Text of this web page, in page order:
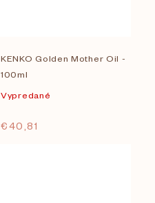
KENKO Golden Mother Oil -
100ml
Vypredané
€40,81